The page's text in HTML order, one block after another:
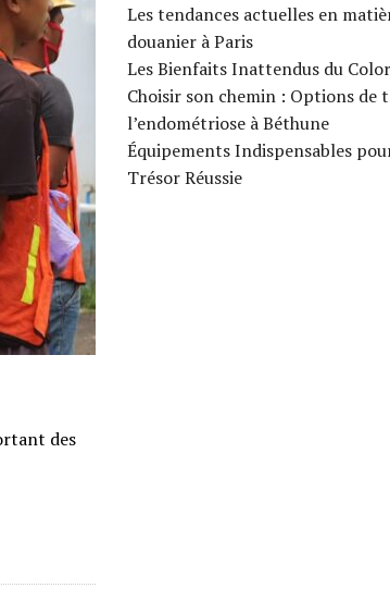
des
Les tendances actuelles en
douanier à Paris
Les Bienfaits Inattendus du
Choisir son chemin : Options
l’endométriose à Béthune
Équipements Indispensables
Trésor Réussie